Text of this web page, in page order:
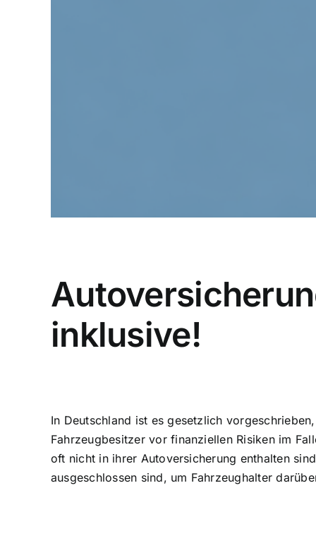
inklusive!
In Deutschland ist es gesetzlich
Fahrzeugbesitzer vorfinanziellen Risiken im
oft nicht in ihrer Autoversicherung enthalten
ausgeschlossen sind, um Fahrzeughalter